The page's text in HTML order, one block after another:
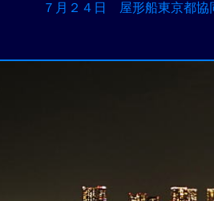
７月２４日 屋形船東京都協